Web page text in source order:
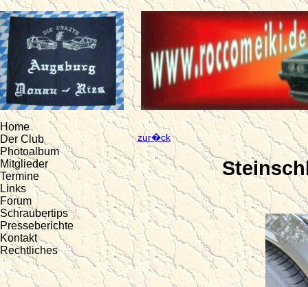
zur�ck
Home
Der Club
Photoalbum
Mitglieder
Termine
Links
Forum
Schraubertips
Presseberichte
Kontakt
Rechtliches